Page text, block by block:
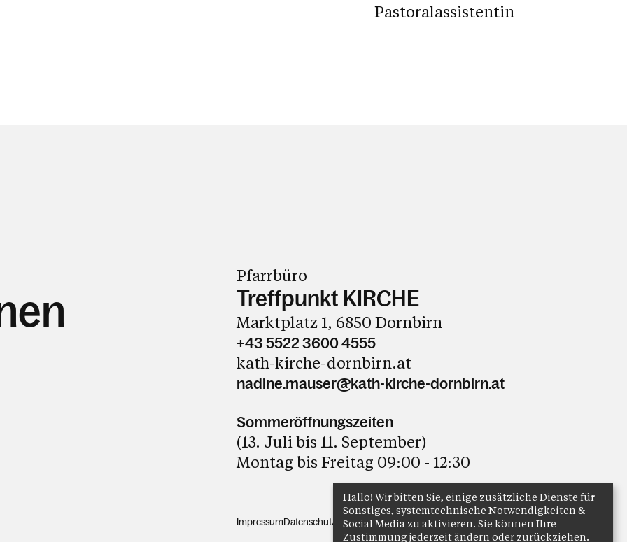
Pastoralassistentin
Pfarrbüro
Treffpunkt KIRCHE
Marktplatz 1, 6850 Dornbirn
+43 5522 3600 4555
kath-kirche-dornbirn.at
nadine.mauser@kath-kirche-dornbirn.at
Sommeröffnungszeiten
(13. Juli bis 11. September)
Montag bis Freitag 09:00 - 12:30
ImpressumDatenschutz Anmelden
Hallo! Wir bitten Sie, einige zusätzliche Dienste für
Sonstiges, systemtechnische Notwendigkeiten &
Social Media zu aktivieren. Sie können Ihre
Zustimmung jederzeit ändern oder zurückziehen.